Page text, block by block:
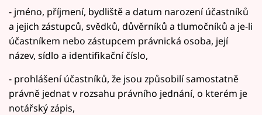
- jméno, příjmení, bydliště a datum narození účastníků
a jejich zástupců, svědků, důvěrníků a tlumočníků a je-li
účastníkem nebo zástupcem právnická osoba, její
název, sídlo a identifikační číslo,
- prohlášení účastníků, že jsou způsobilí samostatně
právně jednat v rozsahu právního jednání, o kterém je
notářský zápis,